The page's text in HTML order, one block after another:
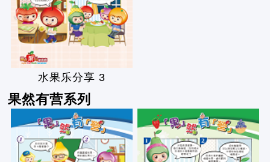
水果乐分享 3
果然有营系列